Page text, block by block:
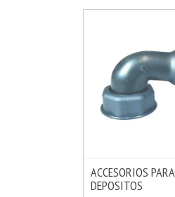
VER OPCIONES
ACCESORIOS PARA
DEPOSITOS